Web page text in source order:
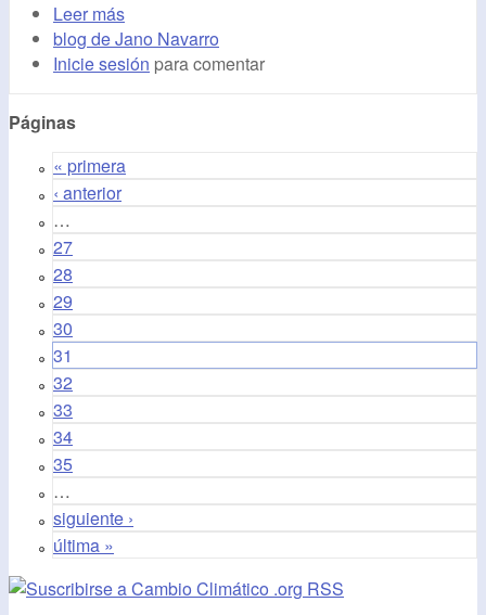
Leer más
blog de Jano Navarro
Inicie sesión para comentar
Páginas
« primera
‹ anterior
…
27
28
29
30
31
32
33
34
35
…
siguiente ›
última »